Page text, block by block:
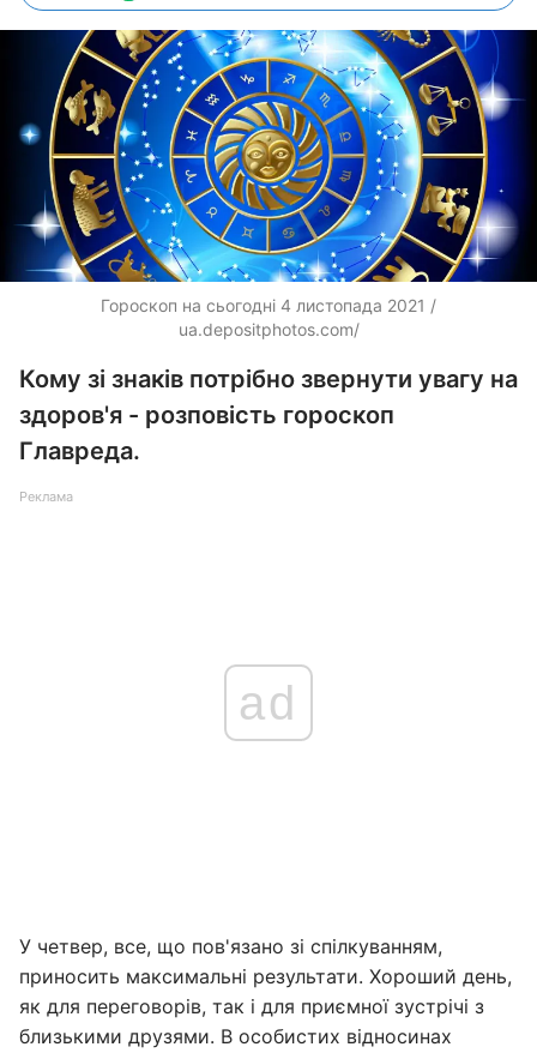
Гороскоп на сьогодні 4 листопада 2021 /
ua.depositphotos.com/
Кому зі знаків потрібно звернути увагу на
здоров'я - розповість гороскоп
Главреда.
Реклама
ad
У четвер, все, що пов'язано зі спілкуванням,
приносить максимальні результати. Хороший день,
як для переговорів, так і для приємної зустрічі з
близькими друзями. В особистих відносинах